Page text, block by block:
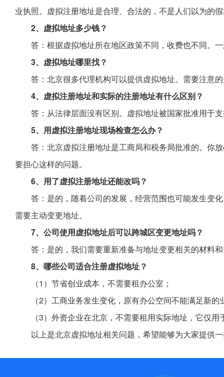
业执照。虚拟注册地址是合理、合法的，不是人们以为的
2、虚拟地址多少钱？
答：根据虚拟地址所在地区政策不同，收费也不同。
3、虚拟地址哪里找？
答：北京很多代理机构可以提供虚拟地址。需要注意
4、虚拟注册地址和实际的注册地址有什么区别？
答：从法律层面没有区别。虚拟地址被国家批准用于
5、用虚拟注册地址现场检查怎么办？
答：北京虚拟注册地址是工商局和税务局批准的。你
要担心这样的问题。
6、用了虚拟注册地址还能改吗？
答：是的，随着公司的发展，经营范围也可能发生变
需要主动变更地址。
7、公司使用虚拟地址后可以跨城区变更地址吗？
答：是的，我们需要重新准备与地址变更相关的材料
8、哪些公司适合注册虚拟地址？
（1）节省创业成本，不需要租办公室；
（2）工商业务发生变化，原有办公空间不能满足新的
（3）外资企业在北京，不需要租用实际地址，它仅用
以上是北京虚拟地址相关问题，希望能够为大家提供